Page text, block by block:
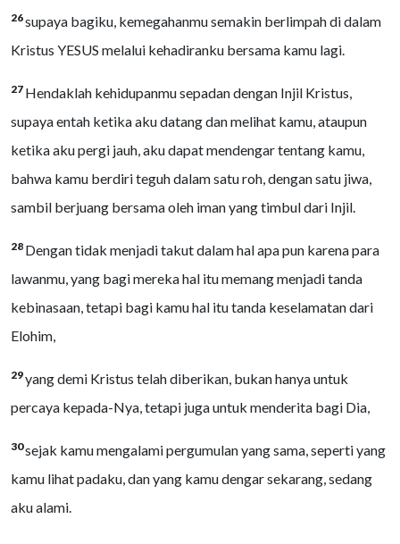
26supaya bagiku, kemegahanmu semakin berlimpah di dalam
Kristus YESUS melalui kehadiranku bersama kamu lagi.
27 Hendaklah kehidupanmu sepadan dengan Injil Kristus,
supaya entah ketika aku datang dan melihat kamu, ataupun
ketika aku pergi jauh, aku dapat mendengar tentang kamu,
bahwa kamu berdiri teguh dalam satu roh, dengan satu jiwa,
sambil berjuang bersama oleh iman yang timbul dari Injil.
28 Dengan tidak menjadi takut dalam hal apa pun karena para
lawanmu, yang bagi mereka hal itu memang menjadi tanda
kebinasaan, tetapi bagi kamu hal itu tanda keselamatan dari
Elohim,
29yang demi Kristus telah diberikan, bukan hanya untuk
percaya kepada-Nya, tetapi juga untuk menderita bagi Dia,
30sejak kamu mengalami pergumulan yang sama, seperti yang
kamu lihat padaku, dan yang kamu dengar sekarang, sedang
aku alami.